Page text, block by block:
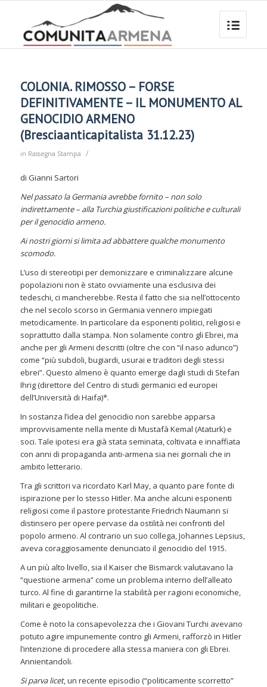
COLONIA. RIMOSSO – FORSE
DEFINITIVAMENTE – IL MONUMENTO AL
GENOCIDIO ARMENO
(Bresciaanticapitalista 31.12.23)
in Rassegna Stampa /
di Gianni Sartori
Nel passato la Germania avrebbe fornito – non solo
indirettamente – alla Turchia giustificazioni politiche e culturali
per il genocidio armeno.
Ai nostri giorni si limita ad abbattere qualche monumento
scomodo.
L’uso di stereotipi per demonizzare e criminalizzare alcune
popolazioni non è stato ovviamente una esclusiva dei
tedeschi, ci mancherebbe. Resta il fatto che sia nell’ottocento
che nel secolo scorso in Germania vennero impiegati
metodicamente. In particolare da esponenti politici, religiosi e
soprattutto dalla stampa. Non solamente contro gli Ebrei, ma
anche per gli Armeni descritti (oltre che con “il naso adunco”)
come “più subdoli, bugiardi, usurai e traditori degli stessi
ebrei”. Questo almeno è quanto emerge dagli studi di Stefan
Ihrig (direttore del Centro di studi germanici ed europei
dell’Università di Haifa)*.
In sostanza l’idea del genocidio non sarebbe apparsa
improvvisamente nella mente di Mustafà Kemal (Ataturk) e
soci. Tale ipotesi era già stata seminata, coltivata e innaffiata
con anni di propaganda anti-armena sia nei giornali che in
ambito letterario.
Tra gli scrittori va ricordato Karl May, a quanto pare fonte di
ispirazione per lo stesso Hitler. Ma anche alcuni esponenti
religiosi come il pastore protestante Friedrich Naumann si
distinsero per opere pervase da ostilità nei confronti del
popolo armeno. Al contrario un suo collega, Johannes Lepsius,
aveva coraggiosamente denunciato il genocidio del 1915.
A un più alto livello, sia il Kaiser che Bismarck valutavano la
“questione armena” come un problema interno dell’alleato
turco. Al fine di garantirne la stabilità per ragioni economiche,
militari e geopolitiche.
Come è noto la consapevolezza che i Giovani Turchi avevano
potuto agire impunemente contro gli Armeni, rafforzò in Hitler
l’intenzione di procedere alla stessa maniera con gli Ebrei.
Annientandoli.
Si parva licet, un recente episodio (“politicamente scorretto”